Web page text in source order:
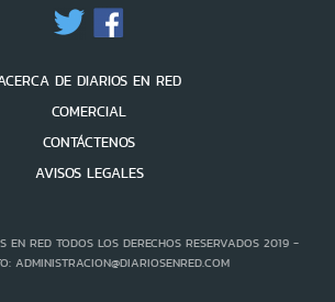
DE DIARIOS EN RED
COMERCIAL
CONTÁCTENOS
AVISOS LEGALES
EN RED TODOS LOS DERECHOS RESERVADOS 2019 -
ADMINISTRACION@DIARIOSENRED.COM